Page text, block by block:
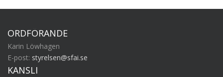
ORDFÖRANDE
Karin Löwhagen
E-post: styrelsen@sfai.se
KANSLI